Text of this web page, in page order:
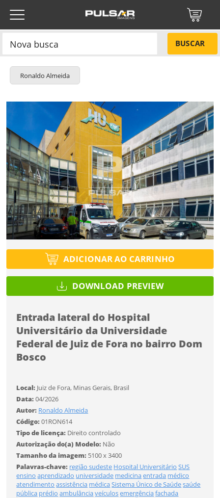
BUSCAR
Ronaldo Almeida
ADICIONAR AO CARRINHO
DOWNLOAD PREVIEW
Entrada lateral do Hospital
Universitário da Universidade
Federal de Juiz de Fora no bairro Dom
Bosco
Local: Juiz de Fora, Minas Gerais, Brasil
Data:04/2026
Autor: Ronaldo Almeida
Código:01RON614
Tipo de licença: Direito controlado
Autorização do(a) Modelo: Não
Tamanho da imagem: 5100 x 3400
Palavras-chave: região sudeste Hospital Universitário SUS
ensino aprendizado universidade medicinaentrada médico
atendimento assistência médicaSistema Único de Saúdesaúde
pública prédio ambulânciaveículosemergênciafachada
Título do projeto
Tipo de projeto
Selecione
Utilização
Tamanho
Códigos
Título do projeto
Tipo de projeto
Utilização
Formato
Tamanho
FINALIZAR
Esqueci a senha
ENTRAR
Você ainda não tem conta?
ENTRAR
ENVIAR
Protegido por reCAPTCHA —Privacidade·Termos
Desejo receber novidades sobre a Pulsar Imagens
Li e concordo com os Termos de Uso do site
NÃO
SIM
Título do projeto
Tipo de projeto
Selecione
Utilização
Tamanho
Tamanho PR$ 57,00
Tamanho MR$ 114,00
Tamanho GR$ 171,00